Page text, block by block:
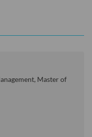
Master of